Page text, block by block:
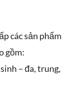
các sản phẩm
gồm:
– đa, trung,